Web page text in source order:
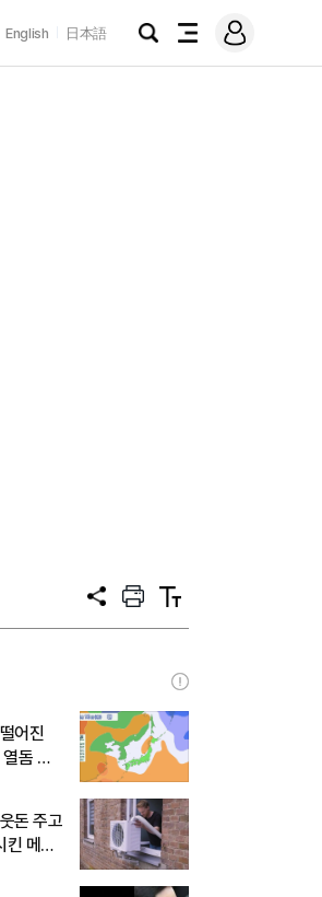
English 日本語
검
전
메
그
공
프
트
텍
트
어진
돔 박
돈 주고
킨 메이